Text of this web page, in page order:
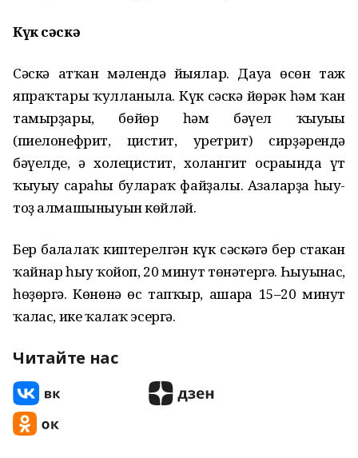
Күк сәскә
Сәскә атҡан мәлендә йыялар. Дауа өсөн таж
япраҡтары ҡулланыла. Күк сәскә йөрәк һәм ҡан
тамырҙары, бөйөр һәм бәүел ҡыуығы
(пиелонефрит, цистит, уретрит) сирҙәрендә
бәүелде, ә холецистит, холангит осрағында үт
ҡыуыу сараһы булараҡ файҙалы. Ағзаларҙа һыу-
тоҙ алмашыныуын көйләй.
Бер балғалаҡ киптерелгән күк сәскәгә бер стакан
ҡайнар һыу ҡойоп, 20 минут төнәтергә. Һыуынғас,
һөҙөргә. Көнөнә өс тапҡыр, ашарға 15–20 минут
ҡалғас, ике ҡалаҡ эсергә.
Читайте нас